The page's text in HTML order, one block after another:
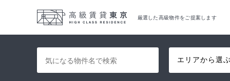
厳選した高級物件をご提案します
エリアから選